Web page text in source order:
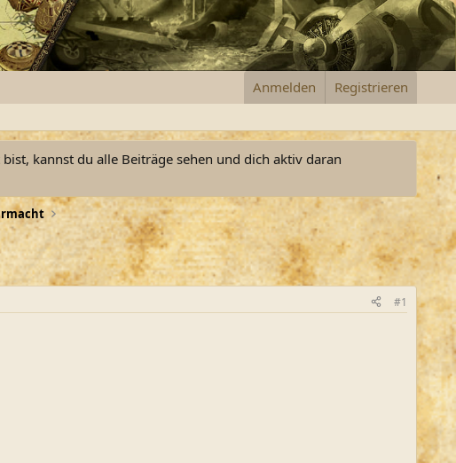
Anmelden Registrieren
kannst du alle Beiträge sehen und dich aktiv daran
#1